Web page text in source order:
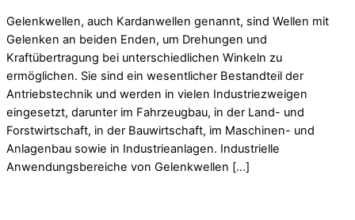
Gelenkwellen, auch Kardanwellen genannt, sind Wellen mit
Gelenken an beiden Enden, um Drehungen und
Kraftübertragung bei unterschiedlichen Winkeln zu
ermöglichen. Sie sind ein wesentlicher Bestandteil der
Antriebstechnik und werden in vielen Industriezweigen
eingesetzt, darunter im Fahrzeugbau, in der Land- und
Forstwirtschaft, in der Bauwirtschaft, im Maschinen- und
Anlagenbau sowie in Industrieanlagen. Industrielle
Anwendungsbereiche von Gelenkwellen […]